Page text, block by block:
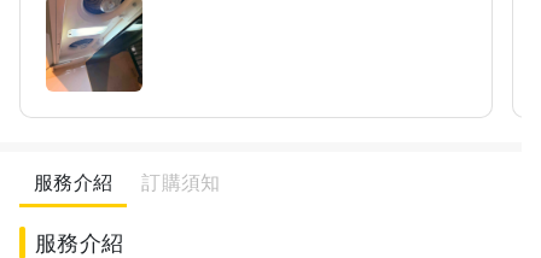
服務介紹 訂購須知
服務介紹